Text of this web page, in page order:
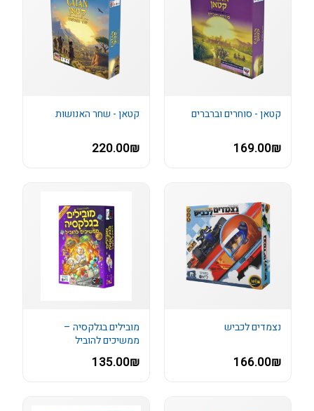
קטאן - סוחרים וברברים
169.00₪
קטאן - שחר האנושות
220.00₪
נצמדים לכביש
166.00₪
מובילים בגלקסיה –
ממשיכים להוביל
135.00₪